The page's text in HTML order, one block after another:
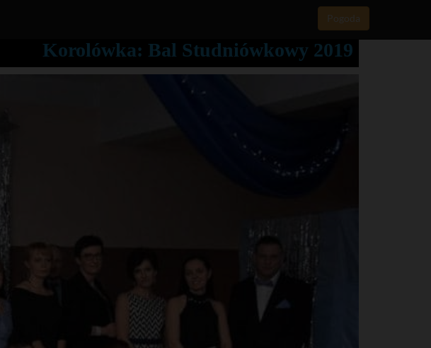
Pogoda
Korolówka: Bal Studniówkowy 2019